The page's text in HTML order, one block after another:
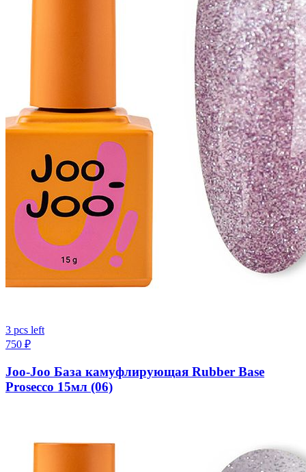
3 pcs left
750 ₽
Joo-Joo База камуфлирующая Rubber Base
Prosecco 15мл (06)